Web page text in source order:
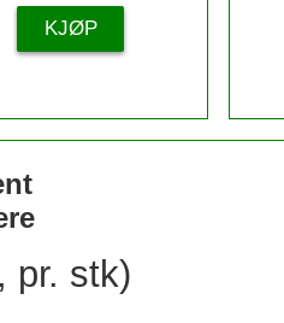
KJØP
pr. stk)